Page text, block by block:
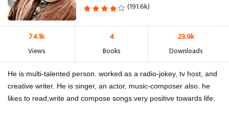
(191.6k)
74.1k
Views
4
Books
23.9k
Downloads
He is multi-talented person. worked as a radio-jokey, tv host, and
creative writer. He is singer, an actor, music-composer also. he
likes to read,write and compose songs.very positive towards life.